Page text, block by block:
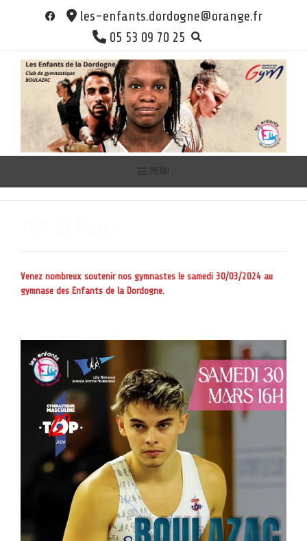
les-enfants.dordogne@orange.fr
05 53 09 70 25
Venez nombreux soutenir nos gymnastes le samedi 30/03/2024 au
gymnase des Enfants de la Dordogne.